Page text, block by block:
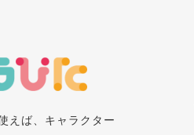
えば、キャラクター